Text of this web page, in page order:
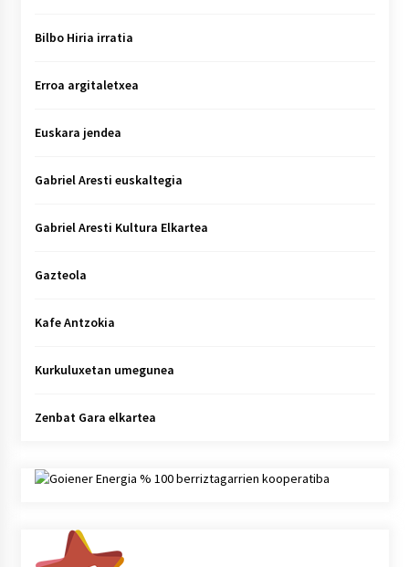
Bilbo Hiria irratia
Erroa argitaletxea
Euskara jendea
Gabriel Aresti euskaltegia
Gabriel Aresti Kultura Elkartea
Gazteola
Kafe Antzokia
Kurkuluxetan umegunea
Zenbat Gara elkartea